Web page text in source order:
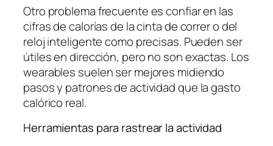
Otro problema frecuente es confiar en las
cifras de calorías de la cinta de correr o del
reloj inteligente como precisas. Pueden ser
útiles en dirección, pero no son exactas. Los
wearables suelen ser mejores midiendo
pasos y patrones de actividad que la gasto
calórico real.
Herramientas para rastrear la actividad